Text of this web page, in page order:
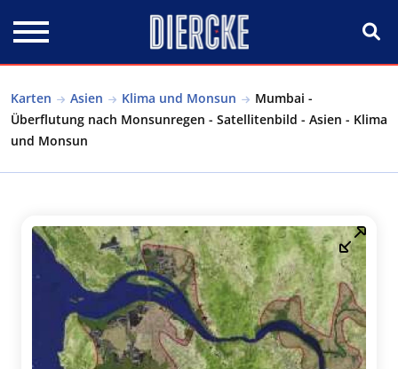
Karten Asien Klima und Monsun
Mumbai -
Überflutung nach Monsunregen - Satellitenbild - Asien - Klima
und Monsun